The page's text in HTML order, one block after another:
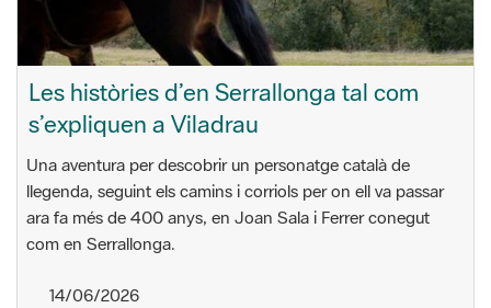
Les històries d’en Serrallonga tal com
s’expliquen a Viladrau
Una aventura per descobrir un personatge català de
llegenda, seguint els camins i corriols per on ell va passar
ara fa més de 400 anys, en Joan Sala i Ferrer conegut
com en Serrallonga.
14/06/2026